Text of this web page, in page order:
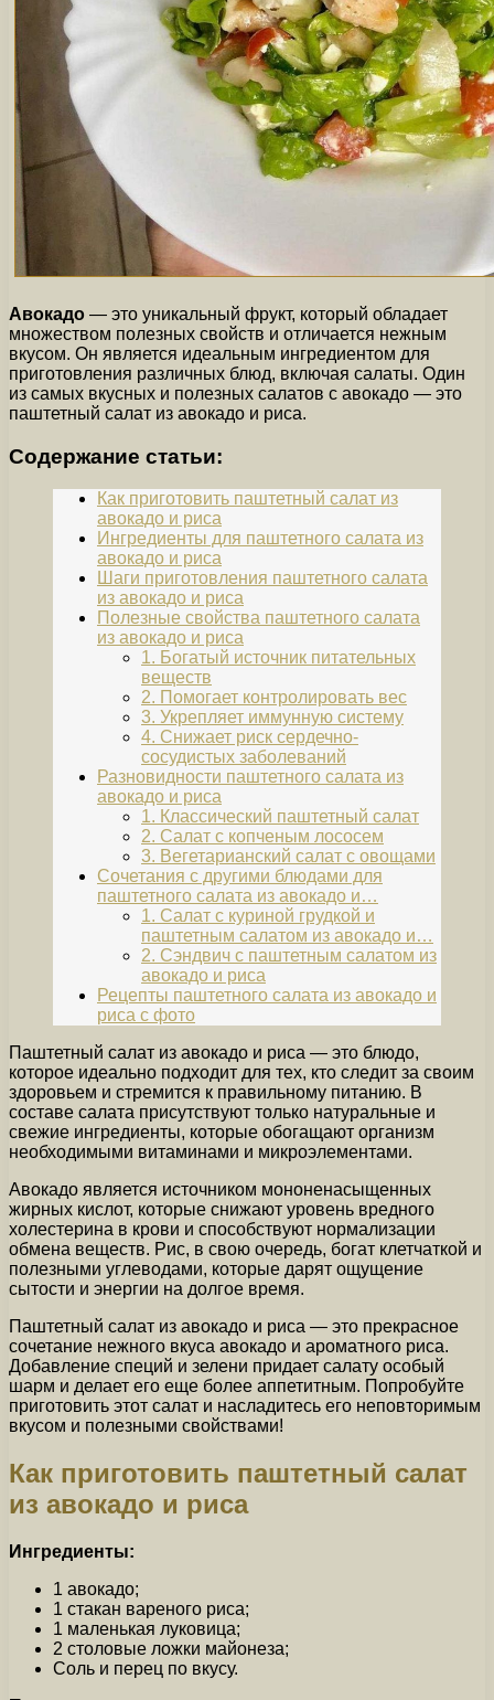
Авокадо — это уникальный фрукт, который обладает
множеством полезных свойств и отличается нежным
вкусом. Он является идеальным ингредиентом для
приготовления различных блюд, включая салаты. Один
из самых вкусных и полезных салатов с авокадо — это
паштетный салат из авокадо и риса.
Содержание статьи:
Как приготовить паштетный салат из
авокадо и риса
Ингредиенты для паштетного салата из
авокадо и риса
Шаги приготовления паштетного салата
из авокадо и риса
Полезные свойства паштетного салата
из авокадо и риса
1. Богатый источник питательных
веществ
2. Помогает контролировать вес
3. Укрепляет иммунную систему
4. Снижает риск сердечно-
сосудистых заболеваний
Разновидности паштетного салата из
авокадо и риса
1. Классический паштетный салат
2. Салат с копченым лососем
3. Вегетарианский салат с овощами
Сочетания с другими блюдами для
паштетного салата из авокадо и…
1. Салат с куриной грудкой и
паштетным салатом из авокадо и…
2. Сэндвич с паштетным салатом из
авокадо и риса
Рецепты паштетного салата из авокадо и
риса с фото
Паштетный салат из авокадо и риса — это блюдо,
которое идеально подходит для тех, кто следит за своим
здоровьем и стремится к правильному питанию. В
составе салата присутствуют только натуральные и
свежие ингредиенты, которые обогащают организм
необходимыми витаминами и микроэлементами.
Авокадо является источником мононенасыщенных
жирных кислот, которые снижают уровень вредного
холестерина в крови и способствуют нормализации
обмена веществ. Рис, в свою очередь, богат клетчаткой и
полезными углеводами, которые дарят ощущение
сытости и энергии на долгое время.
Паштетный салат из авокадо и риса — это прекрасное
сочетание нежного вкуса авокадо и ароматного риса.
Добавление специй и зелени придает салату особый
шарм и делает его еще более аппетитным. Попробуйте
приготовить этот салат и насладитесь его неповторимым
вкусом и полезными свойствами!
Как приготовить паштетный салат
из авокадо и риса
Ингредиенты:
1 авокадо;
1 стакан вареного риса;
1 маленькая луковица;
2 столовые ложки майонеза;
Соль и перец по вкусу.